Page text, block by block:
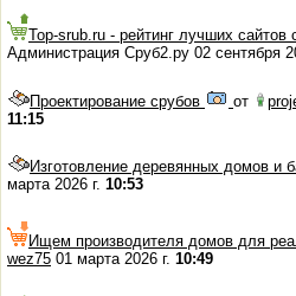
Top-srub.ru - рейтинг лучших сайтов
Администрация Сруб2.ру 02 сентября
Проектирование срубов от
11:15
Изготовление деревянных домов и
марта 2026 г. 10:53
Ищем производителя домов для
wez75 01 марта 2026 г. 10:49